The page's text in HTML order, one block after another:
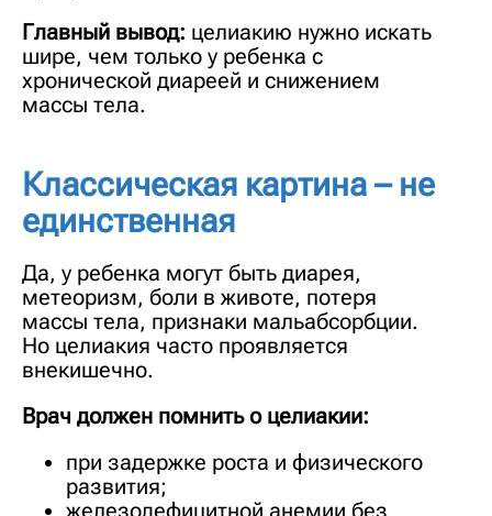
Главный вывод: целиакию нужно искать
шире, чем только у ребенка с
хронической диареей и снижением
массы тела.
Классическая картина – не
единственная
Да, у ребенка могут быть диарея,
метеоризм, боли в животе, потеря
массы тела, признаки мальабсорбции.
Но целиакия часто проявляется
внекишечно.
Врач должен помнить о целиакии:
при задержке роста и физического
развития;
железодефицитной анемии без